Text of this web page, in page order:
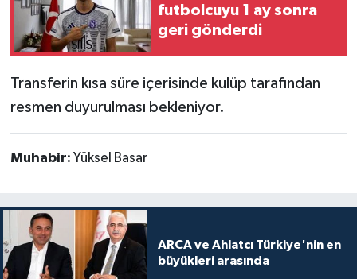
futbolcuyu 1 ay sonra
geri gönderdi
Transferin kısa süre içerisinde kulüp tarafından
resmen duyurulması bekleniyor.
Muhabir: Yüksel Basar
ARCA ve Ahlatcı Türkiye'nin en
büyükleri arasında